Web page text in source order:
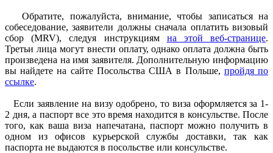
Обратите, пожалуйста, внимание, чтобы записаться на
собеседование, заявители должны сначала оплатить визовый
сбор (MRV), следуя инструкциям на этой веб-странице.
Третьи лица могут внести оплату, однако оплата должна быть
произведена на имя заявителя. Дополнительную информацию
вы найдете на сайте Посольства США в Польше, пройдя по
ссылке.
Если заявление на визу одобрено, то виза оформляется за 1-
2 дня, а паспорт все это время находится в консульстве. После
того, как ваша виза напечатана, паспорт можно получить в
одном из офисов курьерской службы доставки, так как
паспорта не выдаются в посольстве или консульстве.